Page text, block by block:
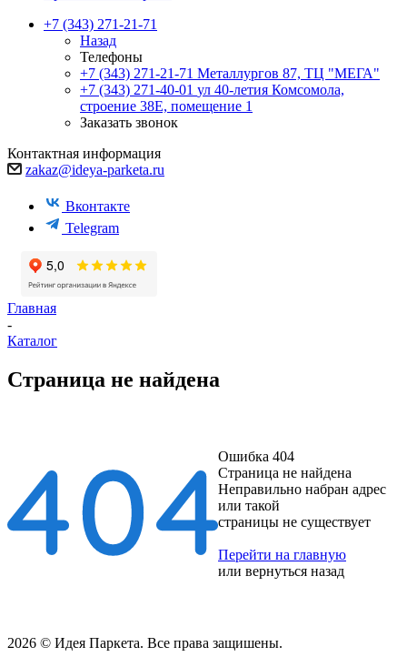
+7 (343) 271-21-71
Назад
Телефоны
+7 (343) 271-21-71 Металлургов 87, ТЦ "МЕГА"
+7 (343) 271-40-01 ул 40-летия Комсомола,
строение 38Е, помещение 1
Заказать звонок
Контактная информация
zakaz@ideya-parketa.ru
Вконтакте
Telegram
Главная
-
Каталог
Страница не найдена
Ошибка 404
Страница не найдена
Неправильно набран адрес
или такой
страницы не существует
Перейти на главную
или вернуться назад
2026 © Идея Паркета. Все права защишены.